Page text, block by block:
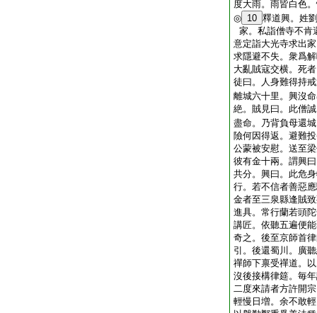
度大雨。雨皆白色
◎ 10 釋道興。姓
家。私詣僧寺不肯
意定詣大光寺求出
求隱避不失。衆爲
大亂賊寇交横。死
徒曰。人身難得持
離城六十里。興沒
絶。賊見曰。此僧
盡命。乃背負母還
險何因得返。避難
公蒙被安慰。送至
彼有金十兩。謂興
共分。興曰。此危
行。若不信者善惡
金者至三泉縣逢賊
進具。常行蘭若頭
講匠。依聽五遍便
奇之。後至京師首
引。後還蜀川。廣
禪師下禀受禪道。
沒後接構律筵。毎
二度來請者方許開
輕慢日増。余不敢